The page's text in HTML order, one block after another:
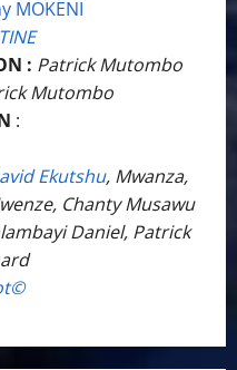
MOKENI
: Patrick Mutombo
Mutombo
:
Ekutshu, Mwanza,
Chanty Musawu
Daniel, Patrick